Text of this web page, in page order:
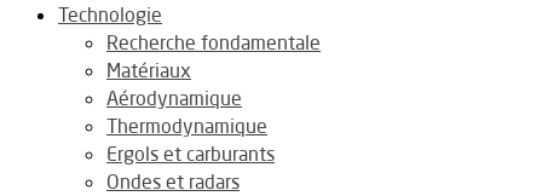
Technologie
Recherche fondamentale
Matériaux
Aérodynamique
Thermodynamique
Ergols et carburants
Ondes et radars